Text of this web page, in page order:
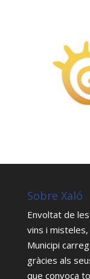
Sobre Xaló
Envoltat de
vins i
Municipi
gràcies als
que convoca